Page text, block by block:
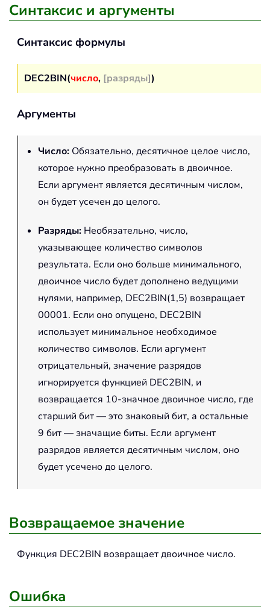
Синтаксис и аргументы
Синтаксис формулы
DEC2BIN(число, [разряды])
Аргументы
Число: Обязательно, десятичное целое число,
которое нужно преобразовать в двоичное.
Если аргумент является десятичным числом,
он будет усечен до целого.
Разряды: Необязательно, число,
указывающее количество символов
результата. Если оно больше минимального,
двоичное число будет дополнено ведущими
нулями, например, DEC2BIN(1,5) возвращает
00001. Если оно опущено, DEC2BIN
использует минимальное необходимое
количество символов. Если аргумент
отрицательный, значение разрядов
игнорируется функцией DEC2BIN, и
возвращается 10-значное двоичное число, где
старший бит — это знаковый бит, а остальные
9 бит — значащие биты. Если аргумент
разрядов является десятичным числом, оно
будет усечено до целого.
Возвращаемое значение
Функция DEC2BIN возвращает двоичное число.
Ошибка